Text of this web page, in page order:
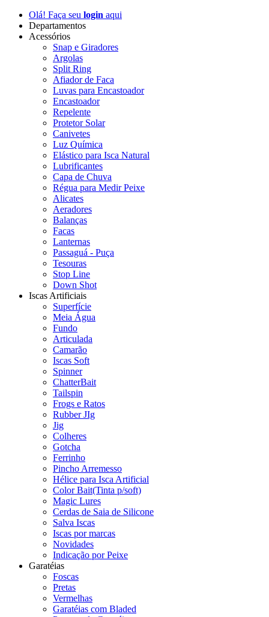
Olá! Faça seu login aqui
Departamentos
Acessórios
Snap e Giradores
Argolas
Split Ring
Afiador de Faca
Luvas para Encastoador
Encastoador
Repelente
Protetor Solar
Canivetes
Luz Química
Elástico para Isca Natural
Lubrificantes
Capa de Chuva
Régua para Medir Peixe
Alicates
Aeradores
Balanças
Facas
Lanternas
Passaguá - Puça
Tesouras
Stop Line
Down Shot
Iscas Artificiais
Superfície
Meia Água
Fundo
Articulada
Camarão
Iscas Soft
Spinner
ChatterBait
Tailspin
Frogs e Ratos
Rubber JIg
Jig
Colheres
Gotcha
Ferrinho
Pincho Arremesso
Hélice para Isca Artificial
Color Bait(Tinta p/soft)
Magic Lures
Cerdas de Saia de Silicone
Salva Iscas
Iscas por marcas
Novidades
Indicação por Peixe
Garatéias
Foscas
Pretas
Vermelhas
Garatéias com Bladed